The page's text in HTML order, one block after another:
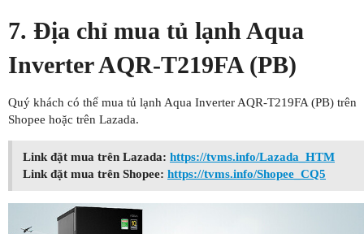
7. Địa chỉ mua tủ lạnh Aqua
Inverter AQR-T219FA (PB)
Quý khách có thể mua tủ lạnh Aqua Inverter AQR-T219FA (PB) trên
Shopee hoặc trên Lazada.
Link đặt mua trên Lazada: https://tvms.info/Lazada_HTM
Link đặt mua trên Shopee: https://tvms.info/Shopee_CQ5